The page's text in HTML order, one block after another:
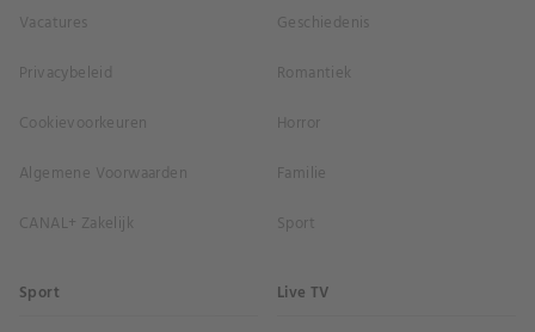
Vacatures
Privacybeleid
Cookievoorkeuren
Algemene Voorwaarden
CANAL+ Zakelijk
Geschiedenis
Romantiek
Horror
Familie
Sport
Sport Live TV